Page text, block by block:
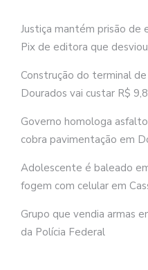
Justiça mantém prisão
Pix de editora que
Construção do terminal
Dourados vai custar R$
Governo homologa
cobra pavimentação em
Adolescente é baleado
fogem com celular em
Grupo que vendia armas
da Polícia Federal